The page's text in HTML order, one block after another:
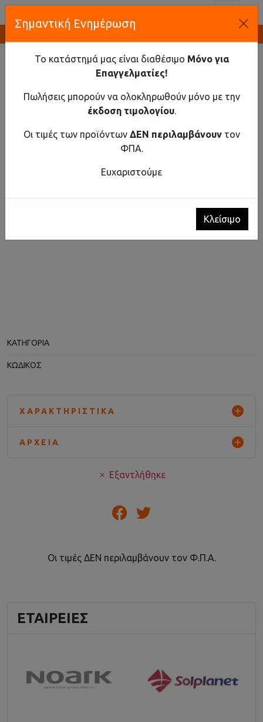
ΑΡΧΙΚΉ
ΚΤΗΡΙΑΚΌΣ ΕΞΟΠΛΙΣΜΌΣ
ΚΟΥΔΟΎΝΙΑ
ΑΣΎΡΜΑΤΟΣ ΑΙΣΘΗΤΉΡΑΣ ΚΊΝΗΣΗΣ ΓΙΑ ΑΣΎΡΜΑΤΑ
ΚΟΥΔΟΎΝΙΑ ΠΌΡΤΑΣ, ΣΕΙΡΆ LOGICO
ΚΑΤΗΓΟΡΊΑ
ΚΩΔΙΚΌΣ
ΧΑΡΑΚΤΗΡΙΣΤΙΚΆ
ΑΡΧΕΊΑ
Εξαντλήθηκε
Οι τιμές ΔΕΝ περιλαμβάνουν τον Φ.Π.Α.
ΕΤΑΙΡΕΊΕΣ
Σημαντική Ενημέρωση
Το κατάστημά μας είναι διαθέσιμο Μόνο για
Επαγγελματίες!
Πωλήσεις μπορούν να ολοκληρωθούν μόνο με την
έκδοση τιμολογίου.
Οι τιμές των προϊόντων ΔΕΝ περιλαμβάνουντον
ΦΠΑ.
Ευχαριστούμε
Κλείσιμο